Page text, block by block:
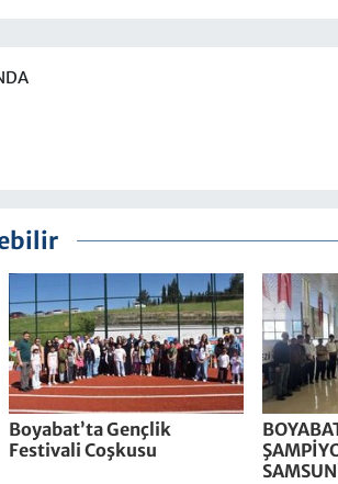
Boyabat’ta Gençlik
Festivali Coşkusu